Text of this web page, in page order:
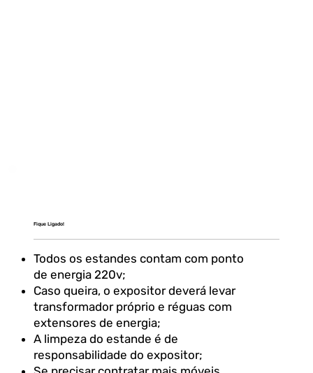
Fique Ligado!
Todos os estandes contam com ponto
de energia 220v;
Caso queira, o expositor deverá levar
transformador próprio e réguas com
extensores de energia;
A limpeza do estande é de
responsabilidade do expositor;